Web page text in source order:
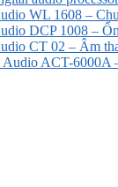
WL 1608 –
DCP 1008 –
CT 02 – Âm
ACT-6000A